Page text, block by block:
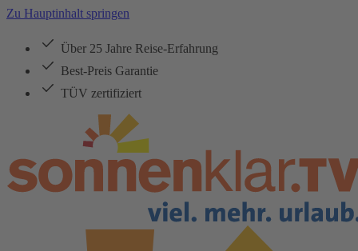
Zu Hauptinhalt springen
Über 25 Jahre Reise-Erfahrung
Best-Preis Garantie
TÜV zertifiziert